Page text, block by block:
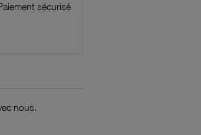
sécurisé
nous.